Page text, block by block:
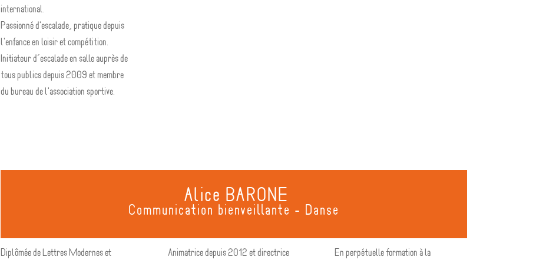
international.
Passionné d'escalade, pratique depuis
l'enfance en loisir et compétition.
Initiateur d’escalade en salle auprès de
tous publics depuis 2009 et membre
du bureau de l'association sportive.
Alice BARONE
Communication bienveillante - Danse
Diplômée de Lettres Modernes et
Animatrice depuis 2012 et directrice
En perpétuelle formation à la